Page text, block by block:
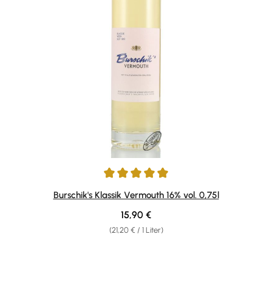
Durchschnittliche Bewertung von 5 von 5 Sternen
Burschik's Klassik Vermouth 16% vol. 0,75l
(21,20 € / 1 Liter)
Regulärer Preis:
15,90 €